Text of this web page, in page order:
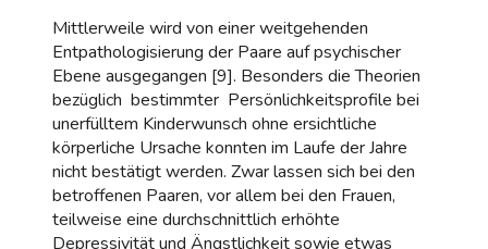
Mittlerweile wird von einer weitgehenden
Entpathologisierung der Paare auf psychischer
Ebene ausgegangen [9]. Besonders die Theorien
bezüglich bestimmter Persönlichkeitsprofile bei
unerfülltem Kinderwunsch ohne ersichtliche
körperliche Ursache konnten im Laufe der Jahre
nicht bestätigt werden. Zwar lassen sich bei den
betroffenen Paaren, vor allem bei den Frauen,
teilweise eine durchschnittlich erhöhte
Depressivität und Ängstlichkeit sowie etwas